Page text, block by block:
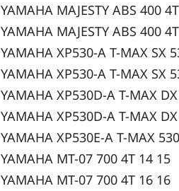
YAMAHA MAJESTY ABS 400
YAMAHA MAJESTY ABS 400
YAMAHA XP530-A T-MAX SX
YAMAHA XP530-A T-MAX SX
YAMAHA XP530D-A T-MAX
YAMAHA XP530D-A T-MAX
YAMAHA XP530E-A T-MAX
YAMAHA MT-07 700 4T 14 15
YAMAHA MT-07 700 4T 16 16